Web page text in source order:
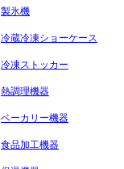
製氷機
冷蔵冷凍ショーケース
冷凍ストッカー
熱調理機器
ベーカリー機器
食品加工機器